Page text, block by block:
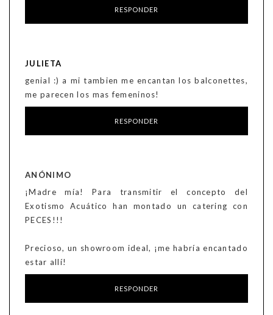
RESPONDER
JULIETA
genial :) a mi tambien me encantan los balconettes,
me parecen los mas femeninos!
RESPONDER
ANÓNIMO
¡Madre mía! Para transmitir el concepto del
Exotismo Acuático han montado un catering con
PECES!!!
Precioso, un showroom ideal, ¡me habría encantado
estar allí!
RESPONDER